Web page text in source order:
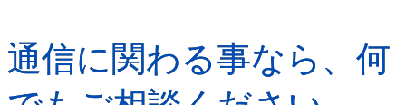
通信に関わる事なら、何